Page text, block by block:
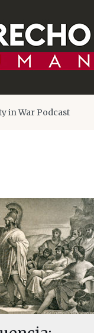
in War Podcast